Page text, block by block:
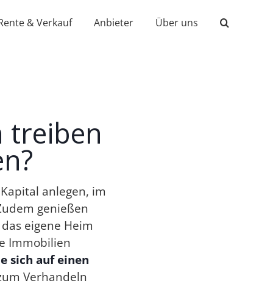
& Verkauf Anbieter Über uns
treiben
anlegen, im
genießen
eigene Heim
Immobilien
sich auf einen
Verhandeln